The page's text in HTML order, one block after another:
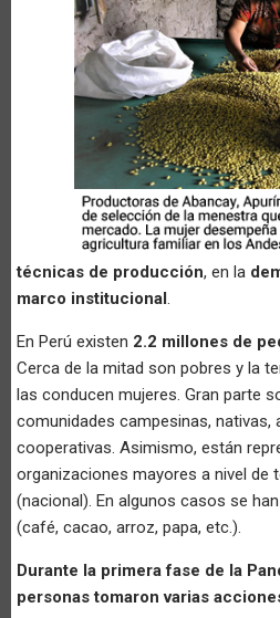
técnicas de producción, en la
marco institucional.
En Perú existen 2.2 millones de
Cerca de la mitad son pobres y la
las conducen mujeres. Gran parte
comunidades campesinas, nativas,
cooperativas. Asimismo, están
organizaciones mayores a nivel de
(nacional). En algunos casos se
(café, cacao, arroz, papa, etc.).
Durante la primera fase de la
personas tomaron varias